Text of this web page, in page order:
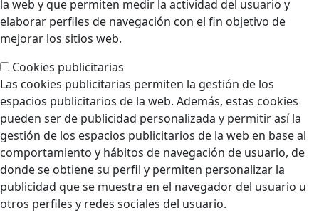
la web y que permiten medir la actividad del usuario y
elaborar perfiles de navegación con el fin objetivo de
mejorar los sitios web.
Cookies publicitarias
Las cookies publicitarias permiten la gestión de los
espacios publicitarios de la web. Además, estas cookies
pueden ser de publicidad personalizada y permitir así la
gestión de los espacios publicitarios de la web en base al
comportamiento y hábitos de navegación de usuario, de
donde se obtiene su perfil y permiten personalizar la
publicidad que se muestra en el navegador del usuario u
otros perfiles y redes sociales del usuario.